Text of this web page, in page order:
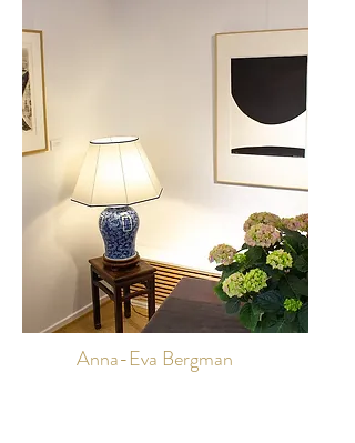
Anna-Eva Bergman